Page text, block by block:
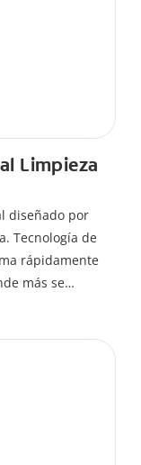
Limpieza
diseñado por
Tecnología de
rápidamente
más se